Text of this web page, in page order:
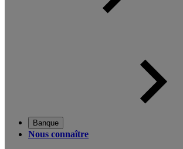
Banque
Nous connaître